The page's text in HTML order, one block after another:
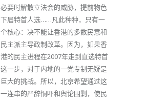
必要时解散立法会的威胁，提前物色
下届特首人选……凡此种种，只有一
个核心：决不能让香港的多数民意和
民主派主导政制改革。因为，如果香
港的民主进程在2007年走到直选特首
这一步，对于内地的一党专制无疑是
巨大的挑战。所以，北京希望通过这
一连串的严辞恫吓和舆论围剿，使民